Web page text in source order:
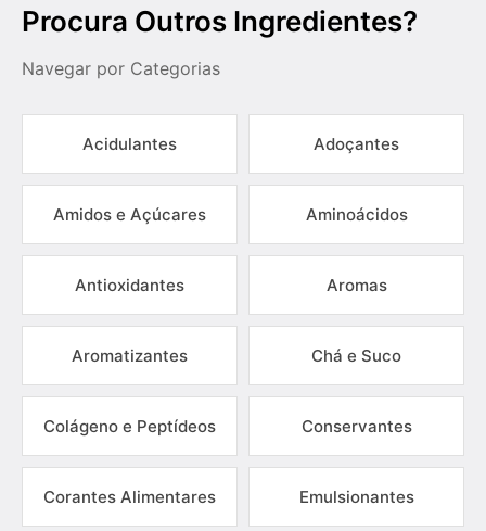
Procura Outros Ingredientes?
Navegar por Categorias
Acidulantes Adoçantes
Amidos e Açúcares Aminoácidos
Antioxidantes Aromas
Aromatizantes Chá e Suco
Colágeno e Peptídeos Conservantes
Corantes Alimentares Emulsionantes